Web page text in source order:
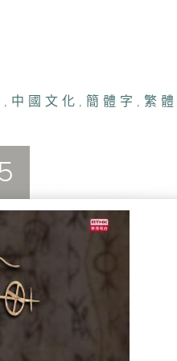
, 中國文化 , 簡體字 , 繁